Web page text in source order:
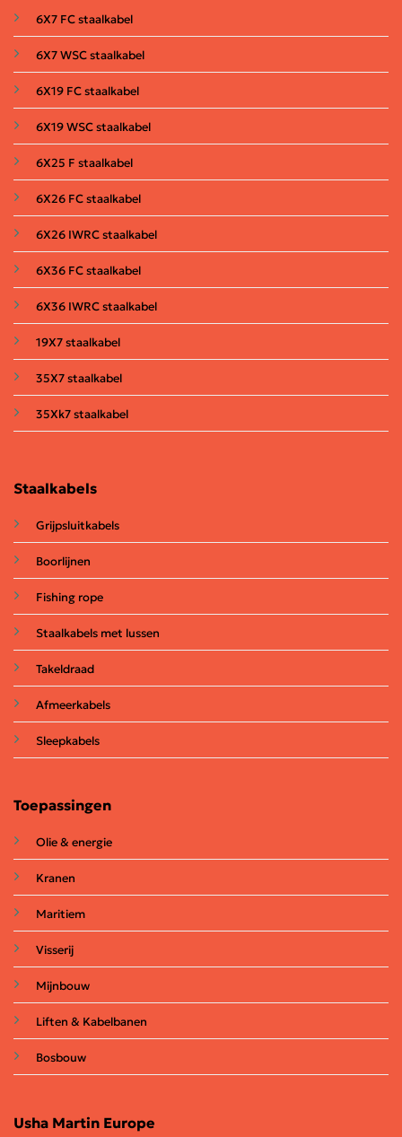
Staalkabels
Grijpsluitkabels
Boorlijnen
Fishing rope
Staalkabels met lussen
Takeldraad
Afmeerkabels
Sleepkabels
Toepassingen
Olie & energie
Kranen
Maritiem
Visserij
Mijnbouw
Liften & Kabelbanen
Bosbouw
Usha Martin Europe
6X7 FC staalkabel
6X7 WSC staalkabel
6X19 FC staalkabel
6X19 WSC staalkabel
6X25 F staalkabel
6X26 FC staalkabel
6X26 IWRC staalkabel
6X36 FC staalkabel
6X36 IWRC staalkabel
19X7 staalkabel
35X7 staalkabel
35Xk7 staalkabel